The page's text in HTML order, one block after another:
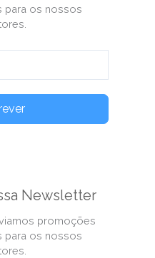
para os nossos
Newsletter
promoções
para os nossos